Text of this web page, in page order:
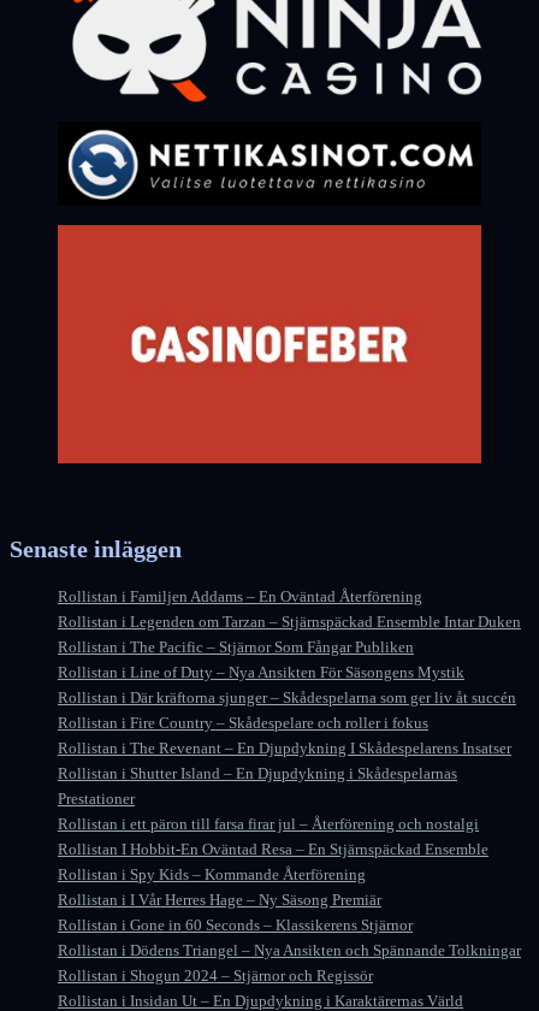
Senaste inläggen
Rollistan i Familjen Addams – En Oväntad Återförening
Rollistan i Legenden om Tarzan – Stjärnspäckad Ensemble Intar Duken
Rollistan i The Pacific – Stjärnor Som Fångar Publiken
Rollistan i Line of Duty – Nya Ansikten För Säsongens Mystik
Rollistan i Där kräftorna sjunger – Skådespelarna som ger liv åt succén
Rollistan i Fire Country – Skådespelare och roller i fokus
Rollistan i The Revenant – En Djupdykning I Skådespelarens Insatser
Rollistan i Shutter Island – En Djupdykning i Skådespelarnas
Prestationer
Rollistan i ett päron till farsa firar jul – Återförening och nostalgi
Rollistan I Hobbit-En Oväntad Resa – En Stjärnspäckad Ensemble
Rollistan i Spy Kids – Kommande Återförening
Rollistan i I Vår Herres Hage – Ny Säsong Premiär
Rollistan i Gone in 60 Seconds – Klassikerens Stjärnor
Rollistan i Dödens Triangel – Nya Ansikten och Spännande Tolkningar
Rollistan i Shogun 2024 – Stjärnor och Regissör
Rollistan i Insidan Ut – En Djupdykning i Karaktärernas Värld